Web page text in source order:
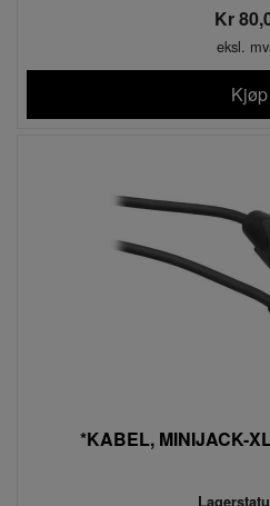
Kr
eksl.
Kjøp
*KABEL, MINIJACK-